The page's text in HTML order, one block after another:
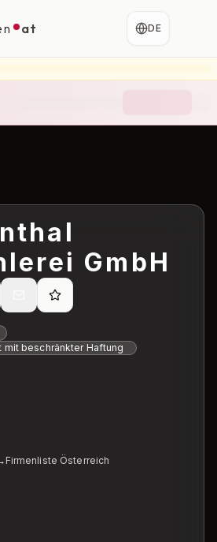
at DE
GmbH
mit beschränkter Haftung
Firmenliste Österreich